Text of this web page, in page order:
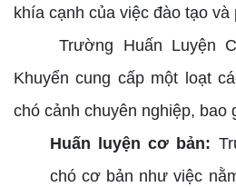
khía cạnh của việc đào tạo và
Trường Huấn Luyện
Khuyển cung cấp một loạt
chó cảnh chuyên nghiệp, bao
Huấn luyện cơ bản:
chó cơ bản như việc